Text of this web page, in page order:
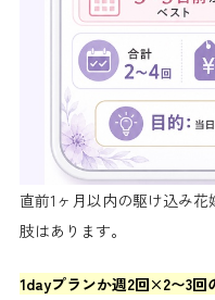
直前1ヶ月以内の駆け込み
肢はあります。
1dayプランか週2回×2〜3